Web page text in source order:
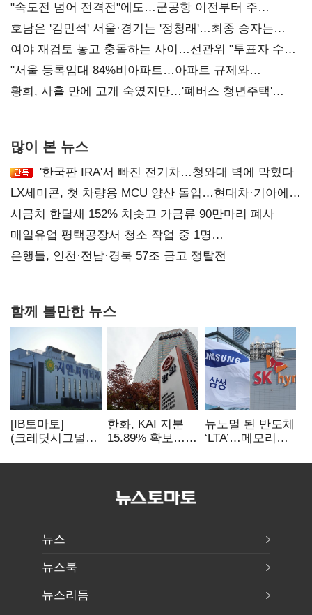
"속도전 넘어 전격전"에도…군공항 이전부터 주
52시간까지 '뇌관'
호남은 '김민석' 서울·경기는 '정청래'…최종 승자는
'안갯속'
여야 재검토 놓고 충돌하는 사이…선관위 "투표자 수
오차 당연"
"서울 등록임대 84%비아파트…아파트 규제와
달리해야"
황희, 사흘 만에 고개 숙였지만…'폐버스 청년주택'
많이 본 뉴스
'한국판 IRA'서 빠진 전기차…청와대 벽에 막혔다
LX세미콘, 첫 차량용 MCU 양산 돌입…현대차·기아에
공급
시금치 한달새 152% 치솟고 가금류 90만마리 폐사
매일유업 평택공장서 청소 작업 중 1명
사망…"안전관리체계 재점검"
은행들, 인천·전남·경북 57조 금고 쟁탈전
함께 볼만한 뉴스
[IB토마토]
(크레딧시그널)
데이터센터 타고
한화, KAI 지분
15.89% 확보…
신청 예정
뉴노멀 된 반도체
‘LTA’…메모리
54조 선불 계약
뉴스
뉴스북
뉴스리듬